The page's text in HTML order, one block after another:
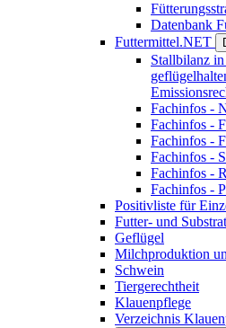
Datenbank
Futtermittel.NET
Stallbilanz
Fachinfos -
Fachinfos -
Fachinfos -
Fachinfos -
Fachinfos -
Fachinfos -
Positivliste für
Futter- und
Geflügel
Milchproduktion
Schwein
Tiergerechtheit
Klauenpflege
Verzeichnis